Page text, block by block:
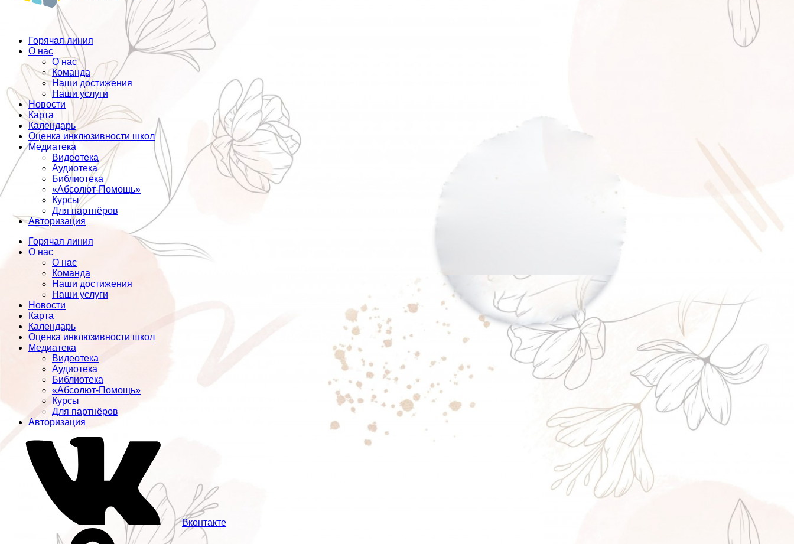
Горячая линия
О нас
О нас
Команда
Наши достижения
Наши услуги
Новости
Карта
Календарь
Оценка инклюзивности школ
Медиатека
Видеотека
Аудиотека
Библиотека
«Абсолют-Помощь»
Курсы
Для партнёров
Авторизация
Горячая линия
О нас
О нас
Команда
Наши достижения
Наши услуги
Новости
Карта
Календарь
Оценка инклюзивности школ
Медиатека
Видеотека
Аудиотека
Библиотека
«Абсолют-Помощь»
Курсы
Для партнёров
Авторизация
Вконтакте